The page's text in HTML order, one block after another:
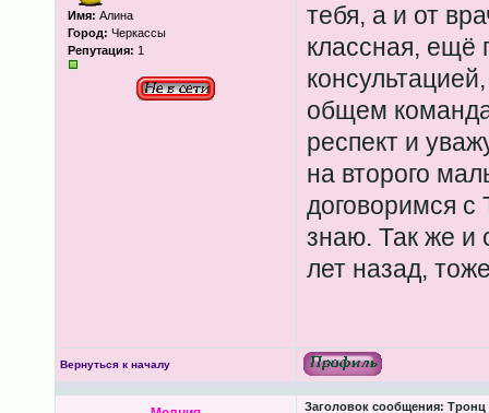
Имя: Алина
Город: Черкассы
Репутация: 1
тебя, а и от
классная, ещё
общем
респект и
на второго
договоримся с
знаю. Так же и
лет назад,
Вернуться к началу
Заголовок сообщения: Тронц